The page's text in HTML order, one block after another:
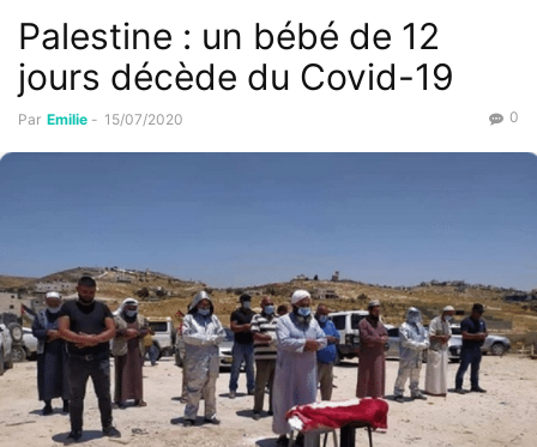
Palestine : un bébé de 12
jours décède du Covid-19
Par Emilie - 15/07/2020 0